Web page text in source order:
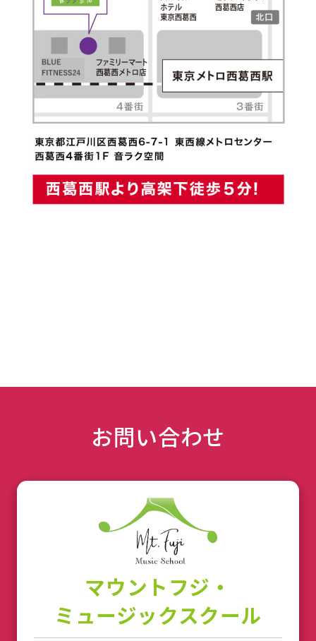
お問い合わせ
マウントフジ・
ミュージックスクール